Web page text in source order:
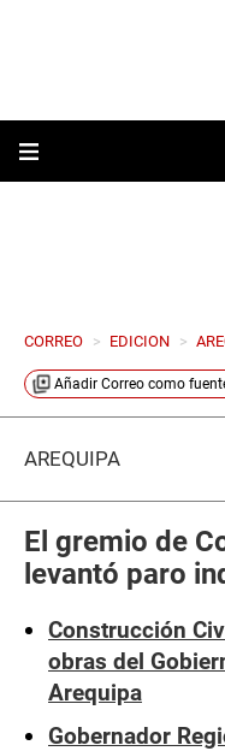
CORREO > EDICION >
Añadir Correo como
AREQUIPA
El gremio de
levantó paro
Construcción
obras del
Arequipa
Gobernador